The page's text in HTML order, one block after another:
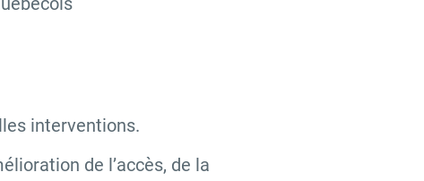
interventions.
de l’accès, de la